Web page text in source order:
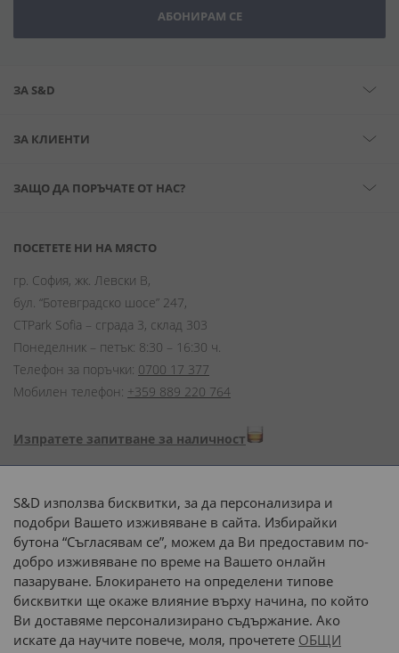
АБОНИРАМ СЕ
ЗА S&D
ЗА КЛИЕНТИ
ЗАЩО ДА ПОРЪЧАТЕ ОТ НАС?
ПОСЕТЕТЕ НИ НА МЯСТО
гр. София, жк. Левски В,
бул. “Ботевградско шосе” 247,
CTPark Sofia – сграда 3, склад 303
Понеделник – петък: 8:30 – 16:30 ч.
Телефон за поръчки: 0700 17 377
Мобилен телефон: +359 889 220 764
Изпратете запитване за наличност
Начини на плащане:
Доставка до адрес с:
или
наш транспорт
S&D използва бисквитки, за да персонализира и
подобри Вашето изживяване в сайта. Избирайки
бутона “Съгласявам се”, можем да Ви предоставим по-
добро изживяване по време на Вашето онлайн
пазаруване. Блокирането на определени типове
бисквитки ще окаже влияние върху начина, по който
Ви доставяме персонализирано съдържание. Ако
искате да научите повече, моля, прочетете ОБЩИ